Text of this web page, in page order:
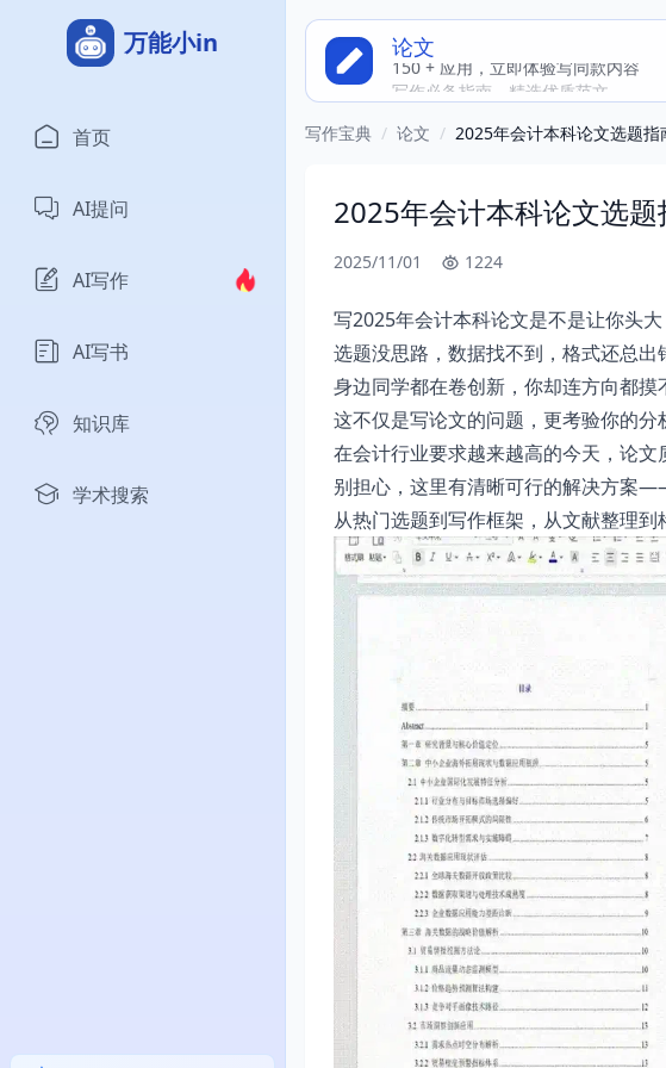
万能小in
首页
AI提问
AI写作
AI写书
知识库
学术搜索
论文
150 + 应用，立即体验写同款内容
写作必备指南，精选优质范文
写作宝典 / 论文 / 2025年会计本科论文选题
2025年会计本科论文选
2025/11/01 1224
写2025年会计本科论文是不是让你头大
选题没思路，数据找不到，格式还总出
身边同学都在卷创新，你却连方向都摸
这不仅是写论文的问题，更考验你的分
在会计行业要求越来越高的今天，论文
别担心，这里有清晰可行的解决方案
从热门选题到写作框架，从文献整理到